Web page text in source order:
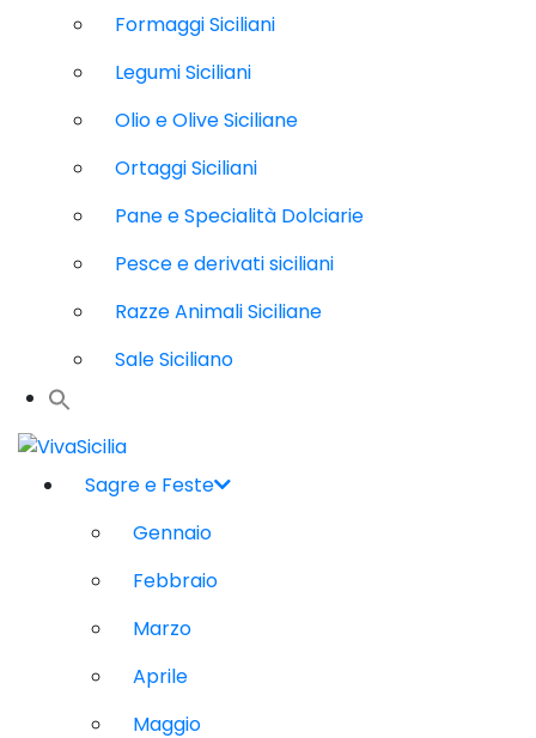
Formaggi Siciliani
Legumi Siciliani
Olio e Olive Siciliane
Ortaggi Siciliani
Pane e Specialità Dolciarie
Pesce e derivati siciliani
Razze Animali Siciliane
Sale Siciliano
Sagre e Feste
Gennaio
Febbraio
Marzo
Aprile
Maggio